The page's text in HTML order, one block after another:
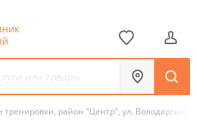
район "Центр", ул. Володарского,